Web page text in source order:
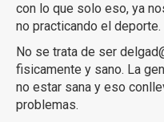
con lo que solo eso, ya
no practicando el deporte.
No se trata de ser
fisicamente y sano. La
no estar sana y eso
problemas.